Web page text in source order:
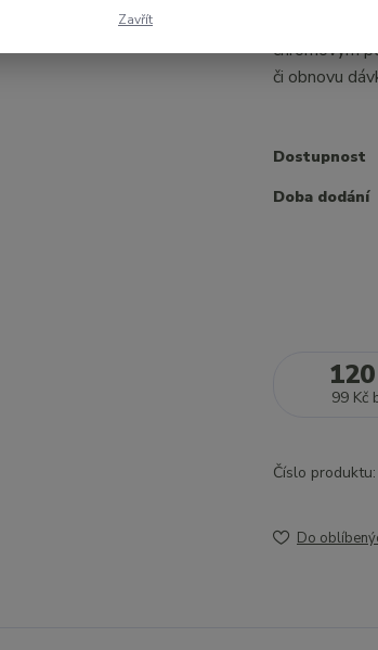
chromovým
či obnovu
Dostupnost
Doba dodání
99 Kč
Číslo produktu:
Do
Zavřít